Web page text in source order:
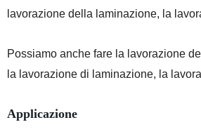
lavorazione della laminazione, la
Possiamo anche fare la lavorazione
la lavorazione di laminazione, la
Applicazione